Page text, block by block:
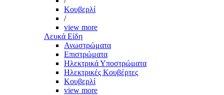
Κουβερλί
/
view more
Λευκά Είδη
Ανωστρώματα
Επιστρώματα
Ηλεκτρικά Υποστρώματα
Ηλεκτρικές Κουβέρτες
Κουβερλί
view more